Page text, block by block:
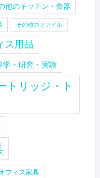
他のキッチン・食器
その他のファイル
ス用品
学・研究・実験
トリッジ・ト
フィス家具